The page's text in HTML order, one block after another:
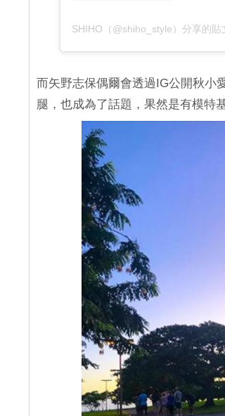
SHIHO（@shiho_style）分享的貼
而矢野志保偶爾會透過IG公開秋小
腿，也成為了話題，果然是有模特